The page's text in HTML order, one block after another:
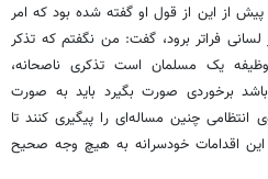
از این از قول او گفته شده بود که امر
لسانی فراتر برود، گفت: من نگفتم که تذکر
یک مسلمان است تذکری ناصحانه،
برخوردی صورت بگیرد باید به صورت
انتظامی چنین مساله‌ای را پیگیری کنند تا
اقدامات خودسرانه به هیچ وجه صحیح